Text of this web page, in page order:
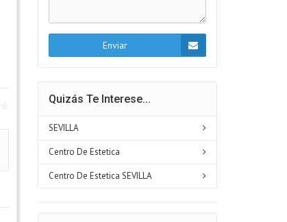
Enviar
Quizás Te Interese...
SEVILLA
Centro De Estetica
Centro De Estetica SEVILLA